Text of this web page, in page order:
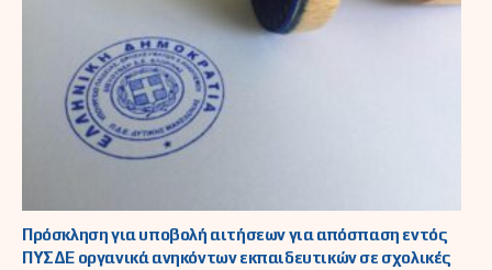
Πρόσκληση για υποβολή αιτήσεων για απόσπαση εντός
ΠΥΣΔΕ οργανικά ανηκόντων εκπαιδευτικών σε σχολικές